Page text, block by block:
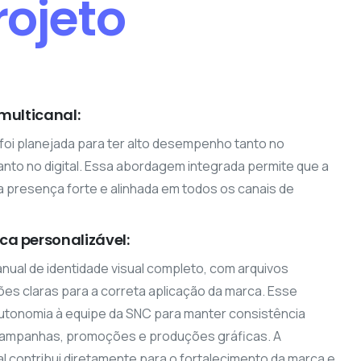
planejada para ter alto desempenho tanto no
no digital. Essa abordagem integrada permite que a
presença forte e alinhada em todos os canais de
personalizável:
de identidade visual completo, com arquivos
claras para a correta aplicação da marca. Esse
à equipe da SNC para manter consistência
promoções e produções gráficas. A